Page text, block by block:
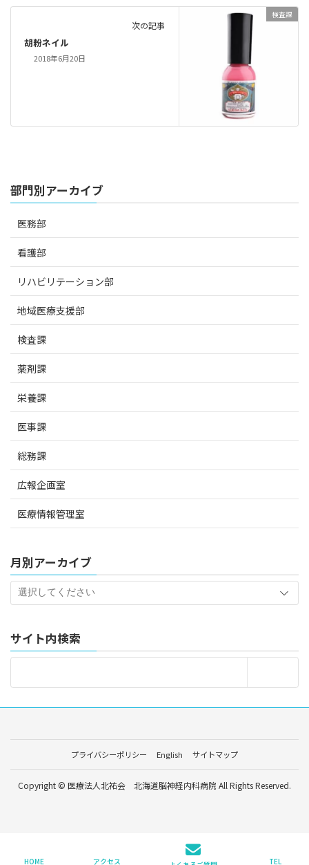
検査課
次の記事
胡粉ネイル
2018年6月20日
部門別アーカイブ
医務部
看護部
リハビリテーション部
地域医療支援部
検査課
薬剤課
栄養課
医事課
総務課
広報企画室
医療情報管理室
月別アーカイブ
サイト内検索
プライバシーポリシー English サイトマップ
Copyright © 医療法人北祐会 北海道脳神経内科病院 All Rights Reserved.
HOME アクセス TEL